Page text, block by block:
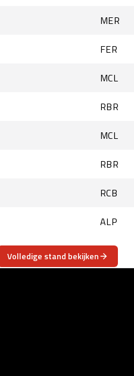
MER
FER
MCL
RBR
MCL
RBR
RCB
ALP
Volledige stand bekijken